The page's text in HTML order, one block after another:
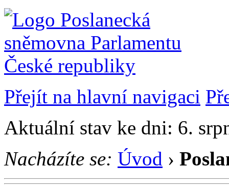
Přejít na hlavní navigaci
Aktuální stav ke dni: 6.
Nacházíte se: Úvod ›